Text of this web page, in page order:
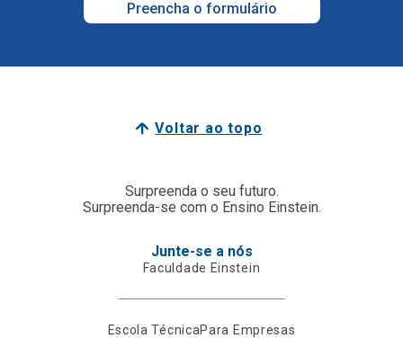
Preencha o formulário
Voltar ao topo
Surpreenda o seu futuro.
Surpreenda-se com o Ensino Einstein.
Junte-se a nós
Faculdade Einstein
Escola TécnicaPara Empresas